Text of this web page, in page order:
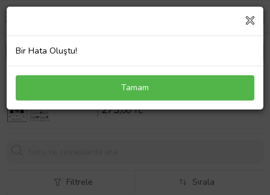
Oppo A96 Nano Ekran Koruyucu Ultra İNCE Esnek
Sepette %20 İndirim
273,00 TL
Filtrele Sırala
Bir Hata Oluştu!
Tamam